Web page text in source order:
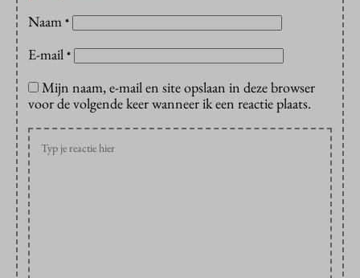
Naam *
E-mail *
Mijn naam, e-mail en site opslaan in deze browser
voor de volgende keer wanneer ik een reactie plaats.